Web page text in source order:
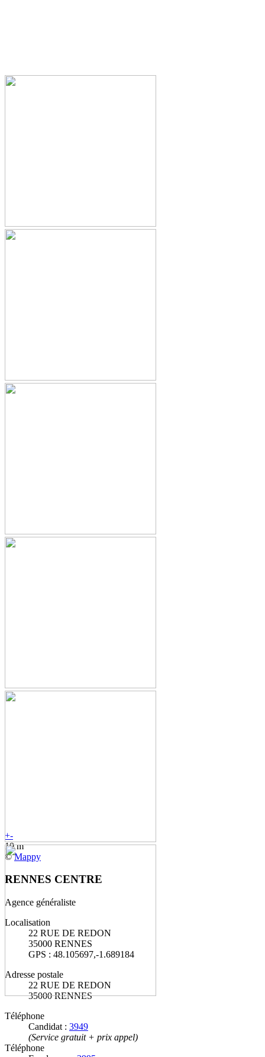
+-
10 m
©Mappy
RENNES CENTRE
Agence généraliste
Localisation
22 RUE DE REDON
35000 RENNES
GPS : 48.105697,-1.689184
Adresse postale
22 RUE DE REDON
35000 RENNES
Téléphone
Candidat : 3949
(Service gratuit + prix appel)
Téléphone